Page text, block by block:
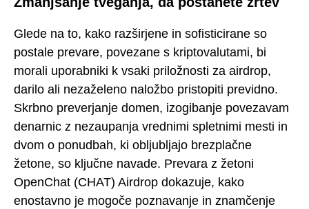
Glede na to, kako razširjene in sofisticirane so
postale prevare, povezane s kriptovalutami, bi
morali uporabniki k vsaki priložnosti za airdrop,
darilo ali nezaželeno naložbo pristopiti previdno.
Skrbno preverjanje domen, izogibanje povezavam
denarnic z nezaupanja vrednimi spletnimi mesti in
dvom o ponudbah, ki obljubljajo brezplačne
žetone, so ključne navade. Prevara z žetoni
OpenChat (CHAT) Airdrop dokazuje, kako
enostavno je mogoče poznavanje in znamčenje